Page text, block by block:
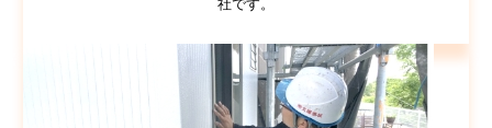
社です。